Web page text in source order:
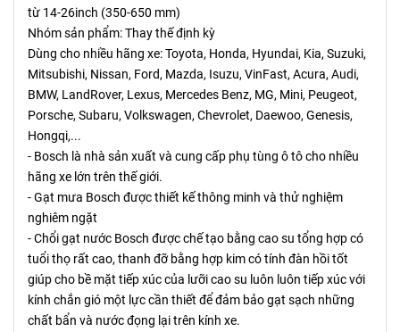
từ 14-26inch (350-650 mm)
Nhóm sản phẩm: Thay thế định kỳ
Dùng cho nhiều hãng xe: Toyota, Honda, Hyundai, Kia, Suzuki,
Mitsubishi, Nissan, Ford, Mazda, Isuzu, VinFast, Acura, Audi,
BMW, LandRover, Lexus, Mercedes Benz, MG, Mini, Peugeot,
Porsche, Subaru, Volkswagen, Chevrolet, Daewoo, Genesis,
Hongqi,...
- Bosch là nhà sản xuất và cung cấp phụ tùng ô tô cho nhiều
hãng xe lớn trên thế giới.
- Gạt mưa Bosch được thiết kế thông minh và thử nghiệm
nghiêm ngặt
- Chổi gạt nước Bosch được chế tạo bằng cao su tổng hợp có
tuổi thọ rất cao, thanh đỡ bằng hợp kim có tính đàn hồi tốt
giúp cho bề mặt tiếp xúc của lưỡi cao su luôn luôn tiếp xúc với
kính chắn gió một lực cần thiết để đảm bảo gạt sạch những
chất bẩn và nước đọng lại trên kính xe.